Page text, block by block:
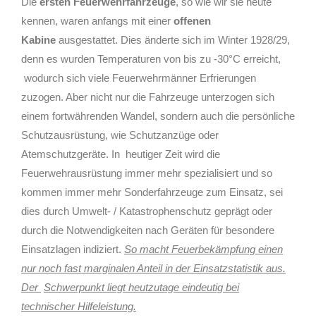
kennen, waren anfangs mit einer offenen
Kabine ausgestattet. Dies änderte sich im Winter 1928/29,
denn es wurden Temperaturen von bis zu -30°C erreicht,
wodurch sich viele Feuerwehrmänner Erfrierungen
zuzogen. Aber nicht nur die Fahrzeuge unterzogen sich
einem fortwährenden Wandel, sondern auch die persönliche
Schutzausrüstung, wie Schutzanzüge oder
Atemschutzgeräte. In heutiger Zeit wird die
Feuerwehrausrüstung immer mehr spezialisiert und so
kommen immer mehr Sonderfahrzeuge zum Einsatz, sei
dies durch Umwelt- / Katastrophenschutz geprägt oder
durch die Notwendigkeiten nach Geräten für besondere
Einsatzlagen indiziert. So macht Feuerbekämpfung einen
nur noch fast marginalen Anteil in der Einsatzstatistik aus.
Der Schwerpunkt liegt heutzutage eindeutig bei
technischer Hilfeleistung.